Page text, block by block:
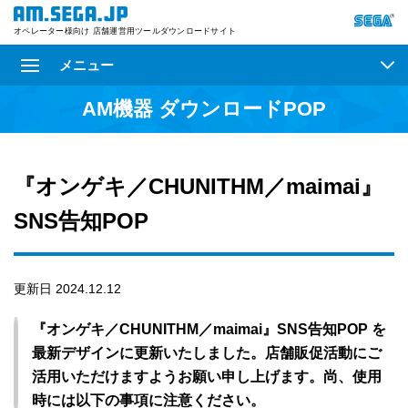
オペレーター様向け 店舗運営用ツールダウンロードサイト
メニュー
AM機器 ダウンロードPOP
『オンゲキ／CHUNITHM／maimai』
SNS告知POP
更新日 2024.12.12
『オンゲキ／CHUNITHM／maimai』SNS告知POP を
最新デザインに更新いたしました。店舗販促活動にご
活用いただけますようお願い申し上げます。尚、使用
時には以下の事項に注意ください。